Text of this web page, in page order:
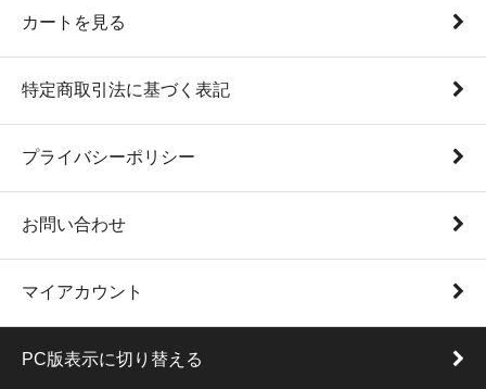
カートを見る
特定商取引法に基づく表記
プライバシーポリシー
お問い合わせ
マイアカウント
PC版表示に切り替える